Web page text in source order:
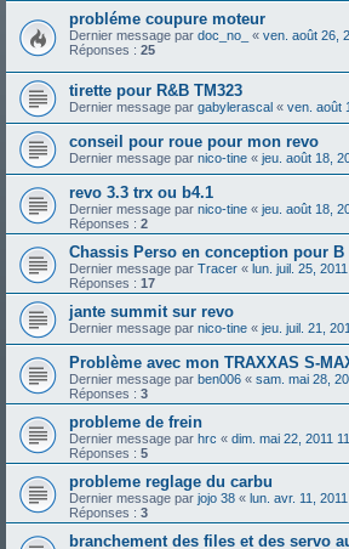
probléme coupure moteur
Dernier message par doc_no_ « ven. août 26,
Réponses : 25
tirette pour R&B TM323
Dernier message par gabylerascal « ven. août
conseil pour roue pour mon revo
Dernier message par nico-tine « jeu. août 18,
revo 3.3 trx ou b4.1
Dernier message par nico-tine « jeu. août 18,
Réponses : 2
Chassis Perso en conception pour B
Dernier message par Tracer « lun. juil. 25,
Réponses : 17
jante summit sur revo
Dernier message par nico-tine « jeu. juil. 21,
Problème avec mon TRAXXAS S-
Dernier message par ben006 « sam. mai 28,
Réponses : 3
probleme de frein
Dernier message par hrc « dim. mai 22, 2011
Réponses : 5
probleme reglage du carbu
Dernier message par jojo 38 « lun. avr. 11,
Réponses : 3
branchement des files et des servo